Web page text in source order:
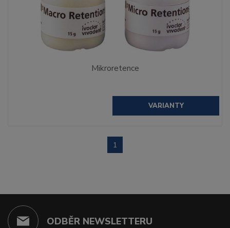
Mikroretence
VARIANTY
1
ODBĚR NEWSLETTERU